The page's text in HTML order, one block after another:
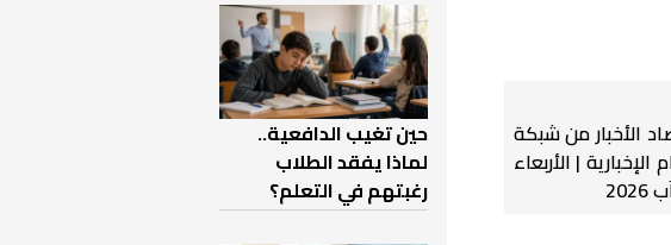
الأخبار من شبكة
الإخبارية | الأربعاء
حين تغيب الدافعية..
لماذا يفقد الطلاب
رغبتهم في التعلم؟